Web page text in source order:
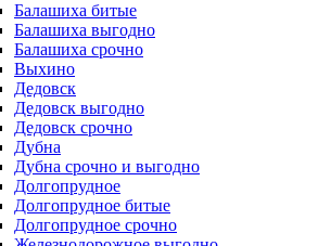
Балашиха битые
Балашиха выгодно
Балашиха срочно
Выхино
Дедовск
Дедовск выгодно
Дедовск срочно
Дубна
Дубна срочно и выгодно
Долгопрудное
Долгопрудное битые
Долгопрудное срочно